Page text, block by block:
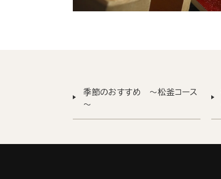
季節のおすすめ ～松釜コース
～